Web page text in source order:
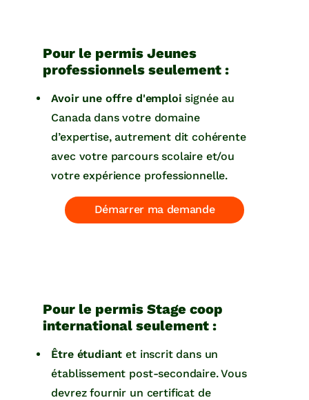
Pour le permis Jeunes
professionnels seulement :
Avoir une offre d'emploi signée au
Canada dans votre domaine
d’expertise, autrement dit cohérente
avec votre parcours scolaire et/ou
votre expérience professionnelle.
Démarrer ma demande
Pour le permis Stage coop
international seulement :
Être étudiant et inscrit dans un
établissement post-secondaire. Vous
devrez fournir un certificat de